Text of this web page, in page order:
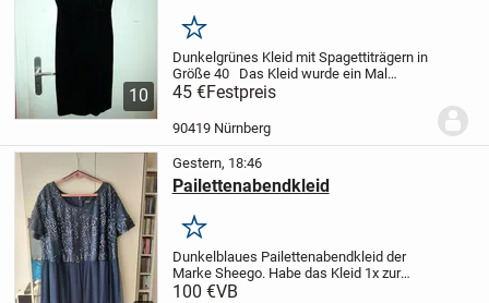
10
Merken
Dunkelgrünes Kleid mit Spagettiträgern in
Größe 40
Das Kleid wurde ein Mal
getragen und ist in gutem Zustand. Das
Bustier ist mit kleinen Ziersteinen verziert.
Hinten hat das Kleid einen...
45 €Festpreis
90419 Nürnberg
Gestern, 18:46
Pailettenabendkleid
Merken
Dunkelblaues Pailettenabendkleid der
Marke Sheego. Habe das Kleid 1x zur
Hochzeit meines Sohnes getragen
100 €VB